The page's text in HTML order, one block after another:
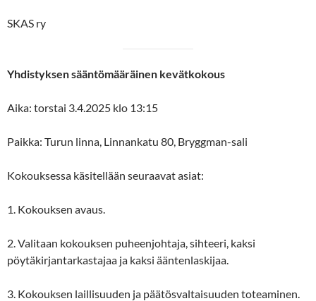
SKAS ry
Yhdistyksen sääntömääräinen kevätkokous
Aika: torstai 3.4.2025 klo 13:15
Paikka: Turun linna, Linnankatu 80, Bryggman-sali
Kokouksessa käsitellään seuraavat asiat:
1. Kokouksen avaus.
2. Valitaan kokouksen puheenjohtaja, sihteeri, kaksi
pöytäkirjantarkastajaa ja kaksi ääntenlaskijaa.
3. Kokouksen laillisuuden ja päätösvaltaisuuden toteaminen.